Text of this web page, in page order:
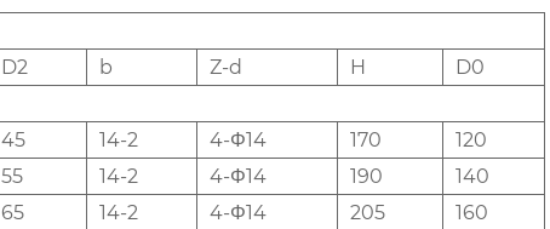
D2 b Z-d H
D0
45 14-2 4-Φ14 170
120
55 14-2 4-Φ14 190
140
65 14-2 4-Φ14 205
160